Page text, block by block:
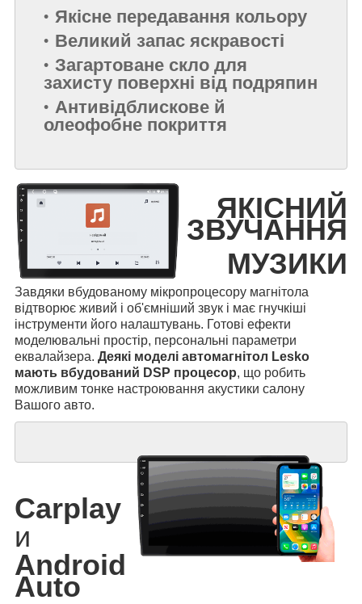
Якісне передавання кольору
Великий запас яскравості
Загартоване скло для
захисту поверхні від подряпин
Антивідблискове й
олеофобне покриття
ЯКІСНИЙ
ЗВУЧАННЯ
МУЗИКИ
Завдяки вбудованому мікропроцесору магнітола
відтворює живий і об'ємніший звук і має гнучкіші
інструменти його налаштувань. Готові ефекти
моделювальні простір, персональні параметри
еквалайзера. Деякі моделі автомагнітол Lesko
мають вбудований DSP процесор, що робить
можливим тонке настроювання акустики салону
Вашого авто.
Carplay
и
Android
Auto